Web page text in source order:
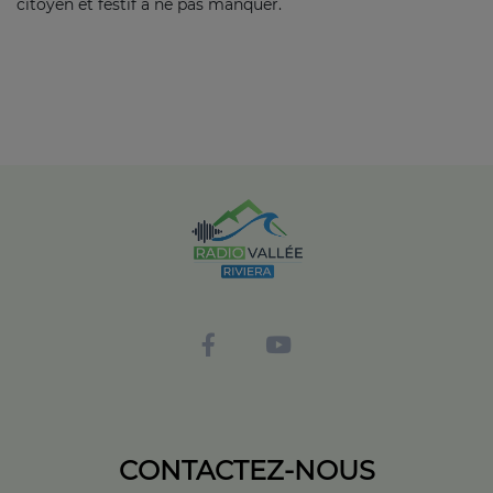
citoyen et festif à ne pas manquer.
CONTACTEZ-NOUS